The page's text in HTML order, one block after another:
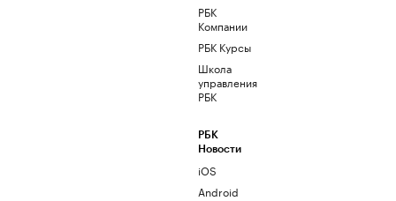
РБК
Компании
РБК Курсы
Школа
управления
РБК
РБК
Новости
iOS
Android